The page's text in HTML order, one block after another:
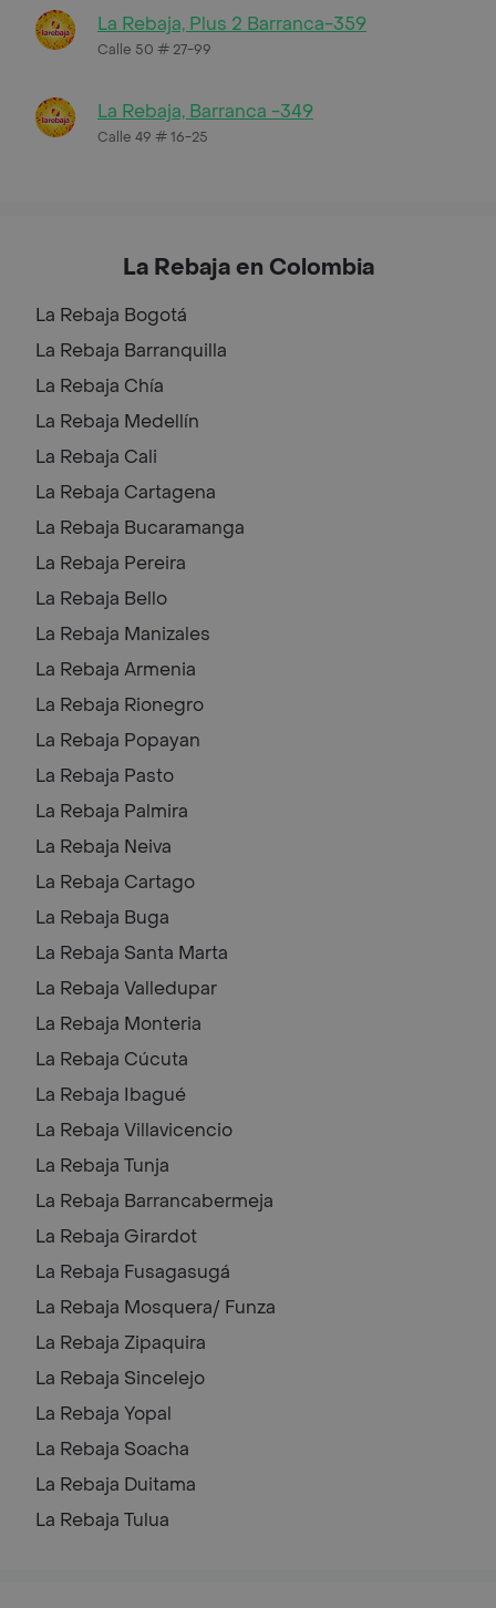
La Rebaja, Plus 2 Barranca-359
Calle 50 # 27-99
La Rebaja, Barranca -349
Calle 49 # 16-25
La Rebaja en Colombia
La Rebaja Bogotá
La Rebaja Barranquilla
La Rebaja Chía
La Rebaja Medellín
La Rebaja Cali
La Rebaja Cartagena
La Rebaja Bucaramanga
La Rebaja Pereira
La Rebaja Bello
La Rebaja Manizales
La Rebaja Armenia
La Rebaja Rionegro
La Rebaja Popayan
La Rebaja Pasto
La Rebaja Palmira
La Rebaja Neiva
La Rebaja Cartago
La Rebaja Buga
La Rebaja Santa Marta
La Rebaja Valledupar
La Rebaja Monteria
La Rebaja Cúcuta
La Rebaja Ibagué
La Rebaja Villavicencio
La Rebaja Tunja
La Rebaja Barrancabermeja
La Rebaja Girardot
La Rebaja Fusagasugá
La Rebaja Mosquera/ Funza
La Rebaja Zipaquira
La Rebaja Sincelejo
La Rebaja Yopal
La Rebaja Soacha
La Rebaja Duitama
La Rebaja Tulua